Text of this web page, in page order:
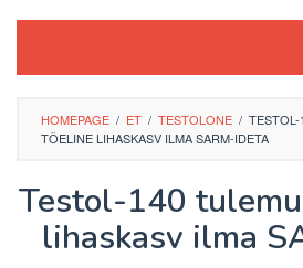
HOMEPAGE / ET / TESTOLONE / TESTOL-
TÕELINE LIHASKASV ILMA SARM-IDETA
Testol-140
lihaskasv ilma